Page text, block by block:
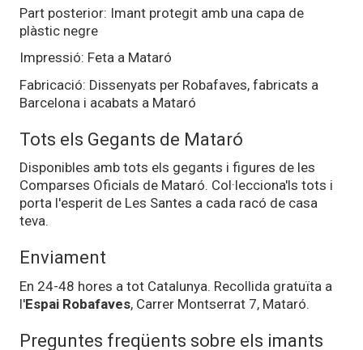
Part posterior: Imant protegit amb una capa de
plàstic negre
Impressió: Feta a Mataró
Fabricació: Dissenyats per Robafaves, fabricats a
Barcelona i acabats a Mataró
Tots els Gegants de Mataró
Disponibles amb tots els gegants i figures de les
Comparses Oficials de Mataró. Col·lecciona'ls tots i
porta l'esperit de Les Santes a cada racó de casa
teva.
Enviament
En 24-48 hores a tot Catalunya. Recollida gratuïta a
l'Espai Robafaves, Carrer Montserrat 7, Mataró.
Preguntes freqüents sobre els imants